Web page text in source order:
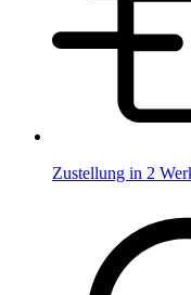
Zustellung in 2